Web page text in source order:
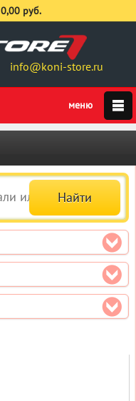
info@koni-store.ru
0,00 руб.